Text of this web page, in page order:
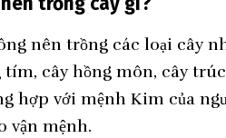
nên trồng các loại cây
tím, cây hồng môn, cây
hợp với mệnh Kim của
vận mệnh.